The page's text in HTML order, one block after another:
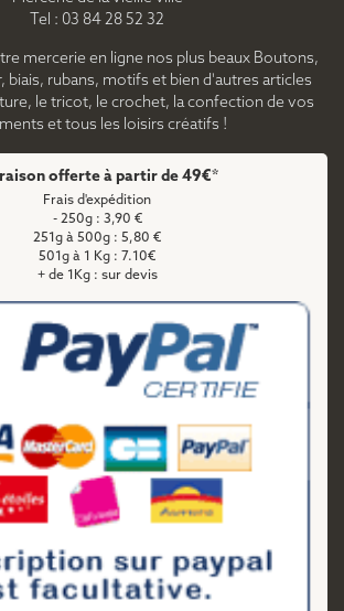
Tel : 03 84 28 52 32
mercerie en ligne nos plus beaux Boutons,
biais, rubans, motifs et bien d'autres articles
le tricot, le crochet, la confection de vos
et tous les loisirs créatifs !
offerte à partir de 49€*
Frais d'expédition
- 250g : 3,90 €
251g à 500g : 5,80 €
501g à 1 Kg : 7.10€
+ de 1Kg : sur devis